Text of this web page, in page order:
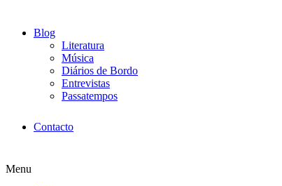
Blog
Literatura
Música
Diários de Bordo
Entrevistas
Passatempos
Contacto
Menu